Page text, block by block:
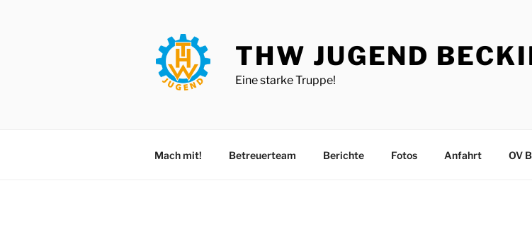
THW JUGEND
Eine starke Truppe!
Mach mit! Betreuerteam Berichte Fotos Anfahrt OV